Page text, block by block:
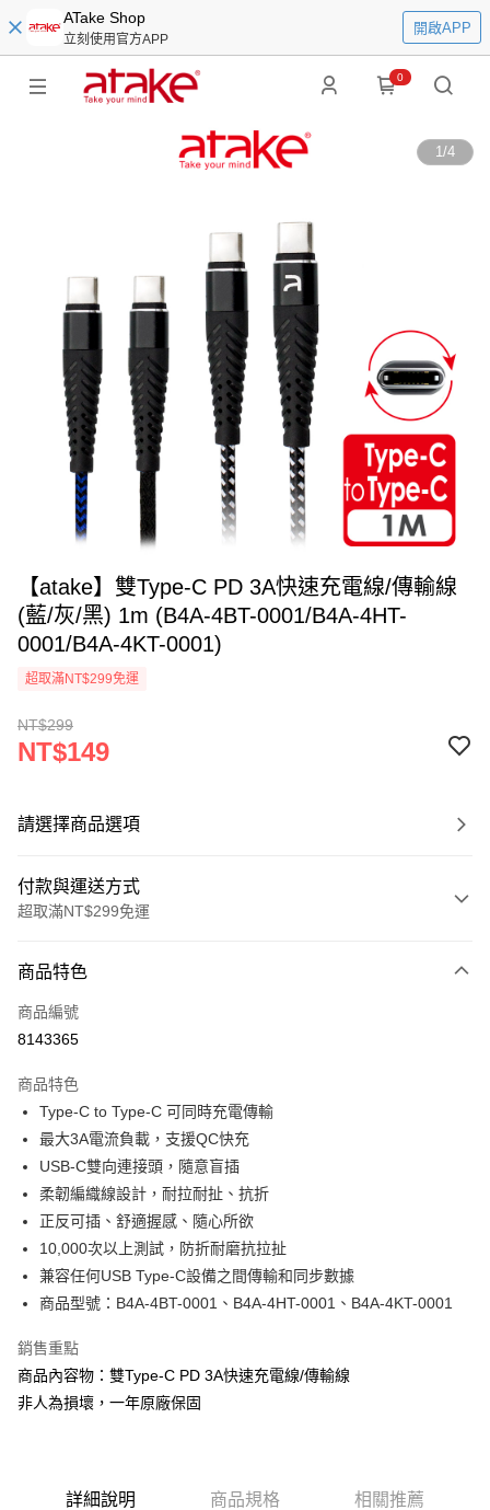
ATake Shop
立刻使用官方APP
開啟APP
0
1/4
【atake】雙Type-C PD 3A快速充電線/傳輸線
(藍/灰/黑) 1m (B4A-4BT-0001/B4A-4HT-
0001/B4A-4KT-0001)
超取滿NT$299免運
NT$299
NT$149
請選擇商品選項
付款與運送方式
超取滿NT$299免運
信用卡一次付款
超商取貨付款
Apple Pay
街口支付
悠遊付
Google Pay
ATM付款
全家取貨付款
每筆NT$60，滿NT$299(含以上)免運費
7-11取貨付款
商品特色
商品編號
8143365
商品特色
Type-C to Type-C 可同時充電傳輸
最大3A電流負載，支援QC快充
USB-C雙向連接頭，隨意盲插
柔韌編織線設計，耐拉耐扯、抗折
正反可插、舒適握感、隨心所欲
10,000次以上測試，防折耐磨抗拉扯
兼容任何USB Type-C設備之間傳輸和同步數據
商品型號：B4A-4BT-0001、B4A-4HT-0001、B4A-4KT-0001
銷售重點
商品內容物：雙Type-C PD 3A快速充電線/傳輸線
非人為損壞，一年原廠保固
詳細說明 商品規格 相關推薦